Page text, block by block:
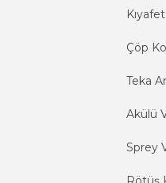
Kıyafet
Çöp
Teka
Akülü
Sprey